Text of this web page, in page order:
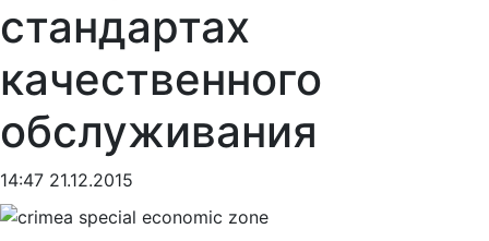
стандартах
качественного
обслуживания
14:47 21.12.2015